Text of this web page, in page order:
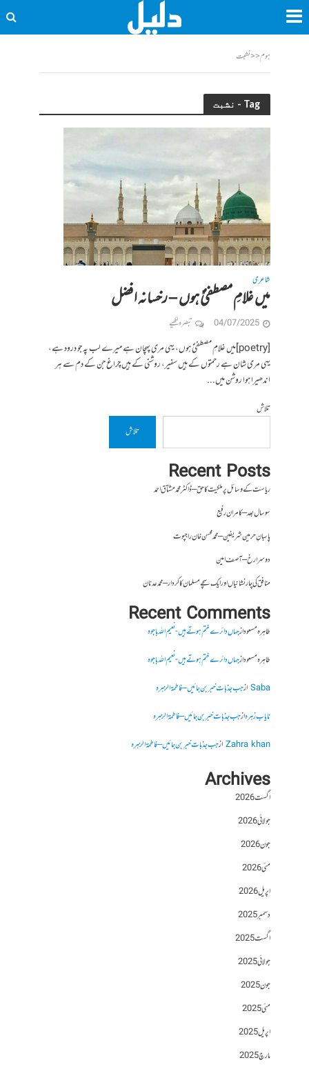
ہوم<<نشبت
Tag - نشبت
شاعری
میں غلامِ مصطفیٰؐ ہوں – رخسانہ افضل
04/07/2025 تبصرہ لکھیے
[poetry]میں غلامِ مصطفیٰؐ ہوں، یہی مری پہچان ہے میرے لب پہ جو درود ہے،
یہی مری شان ہے رحمتوں کے ہیں سفیر، روشنی کے ہیں چراغ جن کے دم سے ہر
اندھیرا ہوا روشن میں...
تلاش
تلاش
Recent Posts
ریاست کے وسائل پر ملکیت کا حق – ڈاکٹر محمد مشتاق احمد
سو سال بعد – کامران رفیع
پاسبانِ حرمین شریفین – محمد محسن خان راجپوت
دوسرا رخ – آصف امین
منافق کی چار نشانیاں اور ایک سچے مسلمان کا کردار – محمد عدنان
Recent Comments
طاہرہ مسعودازجہاں دائرے ختم ہوتے ہیں- نعیم اللہ باجوہ
طاہرہ مسعودازجہاں دائرے ختم ہوتے ہیں- نعیم اللہ باجوہ
Sabaازجب جذبات خبر بن جائیں – فاطمۃالزہرہ
نایاب زہرہازجب جذبات خبر بن جائیں – فاطمۃالزہرہ
Zahra khanازجب جذبات خبر بن جائیں – فاطمۃالزہرہ
Archives
اگست 2026
جولائی 2026
جون 2026
مئی 2026
اپریل 2026
دسمبر 2025
اگست 2025
جولائی 2025
جون 2025
مئی 2025
اپریل 2025
مارچ 2025